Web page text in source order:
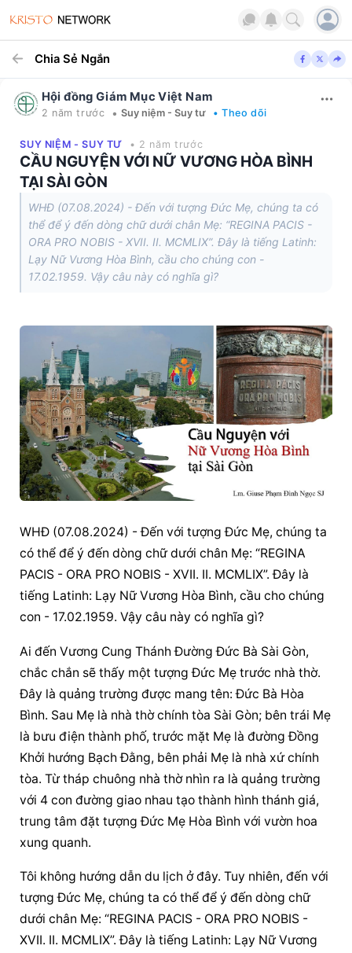
Chia Sẻ Ngắn
Hội đồng Giám Mục Việt Nam
2 năm trước • Suy niệm - Suy tư • Theo dõi
SUY NIỆM - SUY TƯ • 2 năm trước
CẦU NGUYỆN VỚI NỮ VƯƠNG HÒA BÌNH
TẠI SÀI GÒN
WHĐ (07.08.2024) - Đến với tượng Đức Mẹ, chúng ta có
thể để ý đến dòng chữ dưới chân Mẹ: “REGINA PACIS -
ORA PRO NOBIS - XVII. II. MCMLIX”. Đây là tiếng Latinh:
Lạy Nữ Vương Hòa Bình, cầu cho chúng con -
17.02.1959. Vậy câu này có nghĩa gì?
WHĐ (07.08.2024) - Đến với tượng Đức Mẹ, chúng ta
có thể để ý đến dòng chữ dưới chân Mẹ: “REGINA
PACIS - ORA PRO NOBIS - XVII. II. MCMLIX”. Đây là
tiếng Latinh: Lạy Nữ Vương Hòa Bình, cầu cho chúng
con - 17.02.1959. Vậy câu này có nghĩa gì?
Ai đến Vương Cung Thánh Đường Đức Bà Sài Gòn,
chắc chắn sẽ thấy một tượng Đức Mẹ trước nhà thờ.
Đây là quảng trường được mang tên: Đức Bà Hòa
Bình. Sau Mẹ là nhà thờ chính tòa Sài Gòn; bên trái Mẹ
là bưu điện thành phố, trước mặt Mẹ là đường Đồng
Khởi hướng Bạch Đằng, bên phải Mẹ là nhà xứ chính
tòa. Từ tháp chuông nhà thờ nhìn ra là quảng trường
với 4 con đường giao nhau tạo thành hình thánh giá,
trung tâm đặt tượng Đức Mẹ Hòa Bình với vườn hoa
xung quanh.
Tôi không hướng dẫn du lịch ở đây. Tuy nhiên, đến với
tượng Đức Mẹ, chúng ta có thể để ý đến dòng chữ
dưới chân Mẹ: “REGINA PACIS - ORA PRO NOBIS -
XVII. II. MCMLIX”. Đây là tiếng Latinh: Lạy Nữ Vương